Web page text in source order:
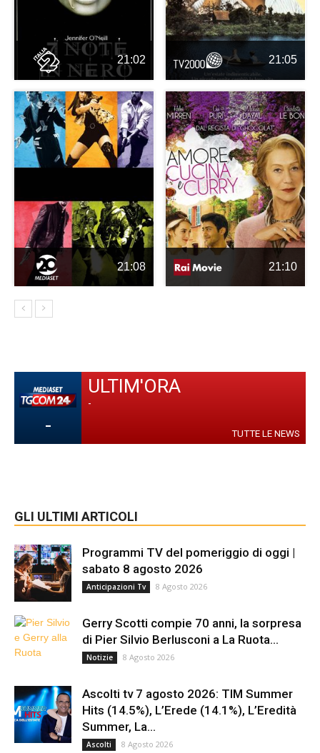
21:02 21:05
21:08 21:10
-
ULTIM'ORA
-
TUTTE LE NEWS
GLI ULTIMI ARTICOLI
Programmi TV del pomeriggio di oggi |
sabato 8 agosto 2026
Anticipazioni Tv 8 Agosto 2026
Gerry Scotti compie 70 anni, la sorpresa
di Pier Silvio Berlusconi a La Ruota...
Notizie 8 Agosto 2026
Ascolti tv 7 agosto 2026: TIM Summer
Hits (14.5%), L’Erede (14.1%), L’Eredità
Summer, La...
Ascolti 8 Agosto 2026